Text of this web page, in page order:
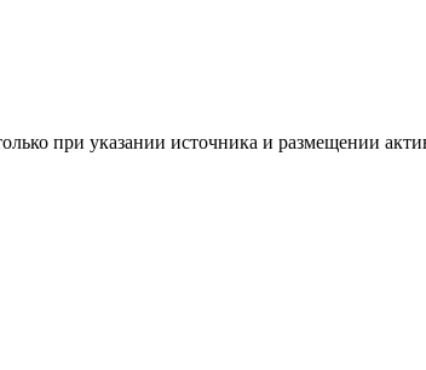
при указании источника и размещении